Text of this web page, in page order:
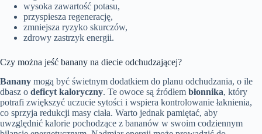
wysoka zawartość potasu,
przyspiesza regenerację,
zmniejsza ryzyko skurczów,
zdrowy zastrzyk energii.
Czy można jeść banany na diecie odchudzającej?
Banany mogą być świetnym dodatkiem do planu odchudzania, o ile
dbasz o deficyt kaloryczny. Te owoce są źródłem błonnika, który
potrafi zwiększyć uczucie sytości i wspiera kontrolowanie łaknienia,
co sprzyja redukcji masy ciała. Warto jednak pamiętać, aby
uwzględnić kalorie pochodzące z bananów w swoim codziennym